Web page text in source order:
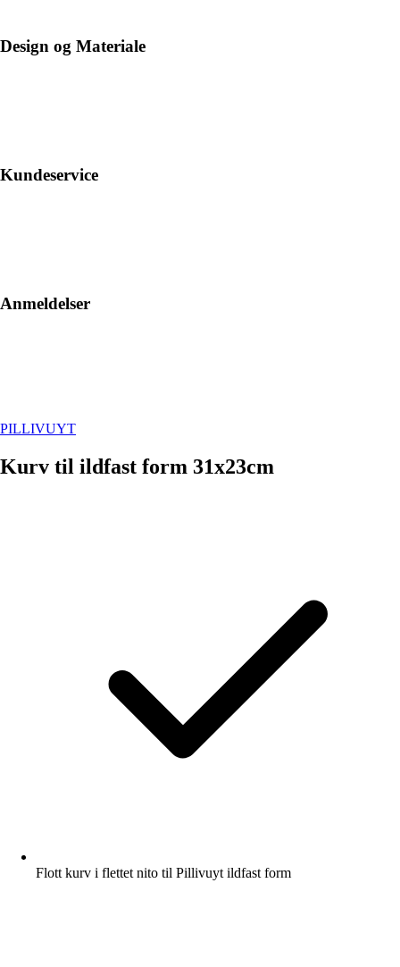
Design og Materiale
Kundeservice
Anmeldelser
PILLIVUYT
Kurv til ildfast form 31x23cm
Flott kurv i flettet nito til Pillivuyt ildfast form